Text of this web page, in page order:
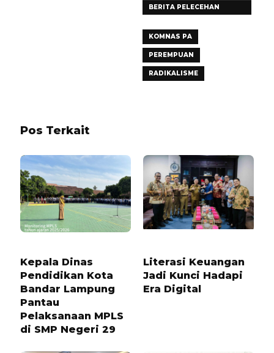
BERITA PELECEHAN
KOMNAS PA
PEREMPUAN
RADIKALISME
Pos Terkait
Kepala Dinas
Pendidikan Kota
Bandar Lampung
Pantau
Pelaksanaan MPLS
di SMP Negeri 29
Literasi Keuangan
Jadi Kunci Hadapi
Era Digital